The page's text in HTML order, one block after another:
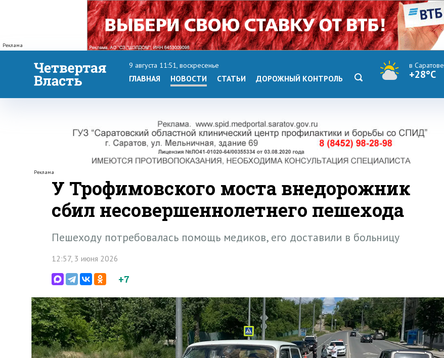
Реклама
9 августа 11:51, воскресенье
ГЛАВНАЯ НОВОСТИ СТАТЬИ ДОРОЖНЫЙ КОНТРОЛЬ
в Саратове
+28°C
Реклама
У Трофимовского моста внедорожник
сбил несовершеннолетнего пешехода
Пешеходу потребовалась помощь медиков, его доставили в больницу
12:57, 3 июня 2026
+7